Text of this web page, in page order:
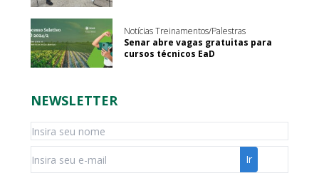
Notícias Treinamentos/Palestras
Senar abre vagas gratuitas para
cursos técnicos EaD
NEWSLETTER